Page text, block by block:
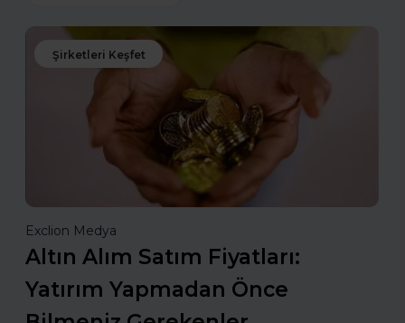
Şirketleri Keşfet
Exclion Medya
Altın Alım Satım Fiyatları:
Yatırım Yapmadan Önce